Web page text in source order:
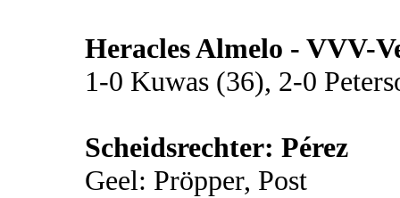
Heracles Almelo - VVV-
1-0 Kuwas (36), 2-0
Scheidsrechter: Pérez
Geel: Pröpper, Post